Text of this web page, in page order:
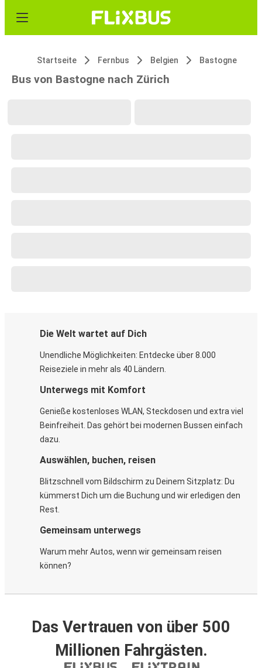
Startseite Fernbus Belgien Bastogne
Bus von Bastogne nach Zürich
Die Welt wartet auf Dich
Unendliche Möglichkeiten: Entdecke über 8.000
Reiseziele in mehr als 40 Ländern.
Unterwegs mit Komfort
Genieße kostenloses WLAN, Steckdosen und extra viel
Beinfreiheit. Das gehört bei modernen Bussen einfach
dazu.
Auswählen, buchen, reisen
Blitzschnell vom Bildschirm zu Deinem Sitzplatz: Du
kümmerst Dich um die Buchung und wir erledigen den
Rest.
Gemeinsam unterwegs
Warum mehr Autos, wenn wir gemeinsam reisen
können?
Das Vertrauen von über 500
Millionen Fahrgästen.